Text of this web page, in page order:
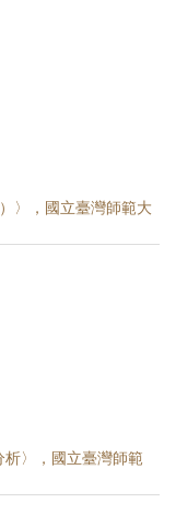
〉，國立臺灣師範大
析〉，國立臺灣師範